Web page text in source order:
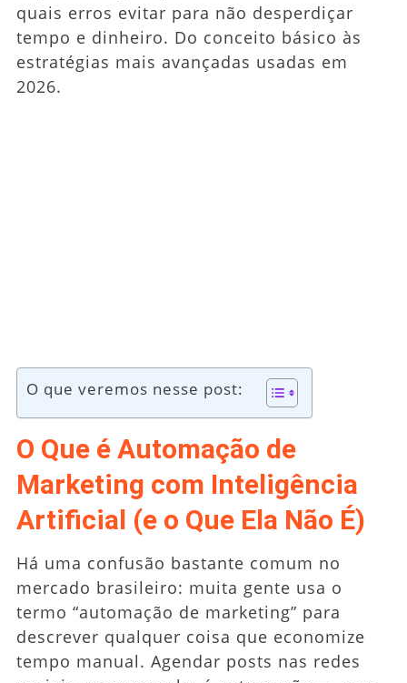
quais erros evitar para não desperdiçar
tempo e dinheiro. Do conceito básico às
estratégias mais avançadas usadas em
2026.
O que veremos nesse post:
O Que é Automação de
Marketing com Inteligência
Artificial (e o Que Ela Não É)
Há uma confusão bastante comum no
mercado brasileiro: muita gente usa o
termo “automação de marketing” para
descrever qualquer coisa que economize
tempo manual. Agendar posts nas redes